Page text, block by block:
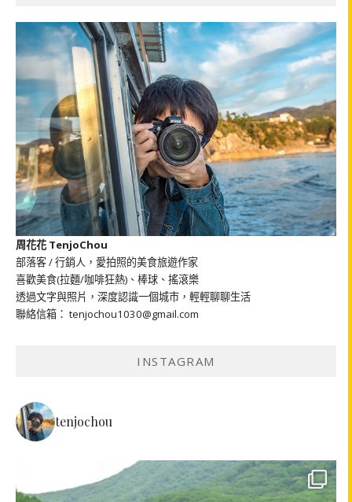
周花花 TenjoChou
部落客 / 行銷人，愛拍照的美食旅遊作家
喜歡美食(拉麵/咖啡狂熱)、棒球、搖滾樂
透過文字與照片，深度認識一個城市，輕輕聊聊生活
聯絡信箱： tenjochou1030@gmail.com
INSTAGRAM
tenjochou